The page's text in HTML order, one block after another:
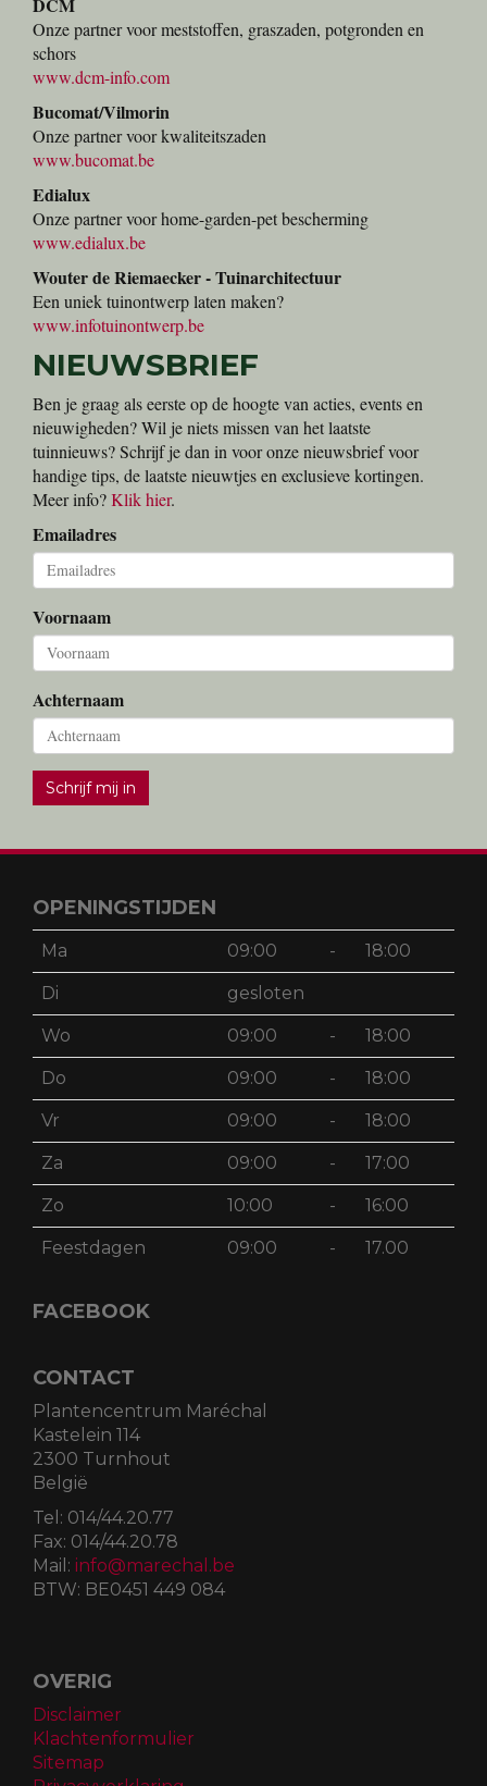
Onze partner voor meststoffen, graszaden, potgronden en
schors
www.dcm-info.com
Bucomat/Vilmorin
Onze partner voor kwaliteitszaden
www.bucomat.be
Edialux
Onze partner voor home-garden-pet bescherming
www.edialux.be
Wouter de Riemaecker - Tuinarchitectuur
Een uniek tuinontwerp laten maken?
www.infotuinontwerp.be
NIEUWSBRIEF
Ben je graag als eerste op de hoogte van acties, events en
nieuwigheden? Wil je niets missen van het laatste
tuinnieuws? Schrijf je dan in voor onze nieuwsbrief voor
handige tips, de laatste nieuwtjes en exclusieve kortingen.
Meer info?Klik hier.
Emailadres
Voornaam
Achternaam
Schrijf mij in
OPENINGSTIJDEN
Ma 09:00 - 18:00
Di gesloten
Wo 09:00 - 18:00
Do 09:00 - 18:00
Vr 09:00 - 18:00
Za 09:00 - 17:00
Zo 10:00 - 16:00
Feestdagen 09:00 - 17.00
FACEBOOK
CONTACT
Plantencentrum Maréchal
Kastelein 114
2300 Turnhout
België
Tel: 014/44.20.77
Fax: 014/44.20.78
Mail: info@marechal.be
BTW: BE0451 449 084
OVERIG
Disclaimer
Klachtenformulier
Sitemap